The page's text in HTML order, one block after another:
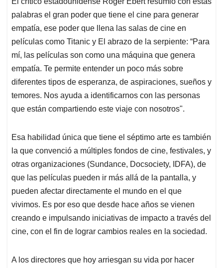
s
A
p
p
b
o
o
k
e
d
I
n
l
a
d
s
palabras el gran poder que tiene el cine para generar
empatía, ese poder que llena las salas de cine en
películas como Titanic y El abrazo de la serpiente: “Para
mí, las películas son como una máquina que genera
empatía. Te permite entender un poco más sobre
diferentes tipos de esperanza, de aspiraciones, sueños y
temores. Nos ayuda a identificarnos con las personas
que están compartiendo este viaje con nosotros".
Esa habilidad única que tiene el séptimo arte es también
la que convenció a múltiples fondos de cine, festivales, y
otras organizaciones (Sundance, Docsociety, IDFA), de
que las películas pueden ir más allá de la pantalla, y
pueden afectar directamente el mundo en el que
vivimos. Es por eso que desde hace años se vienen
creando e impulsando iniciativas de impacto a través del
cine, con el fin de lograr cambios reales en la sociedad.
A los directores que hoy arriesgan su vida por hacer